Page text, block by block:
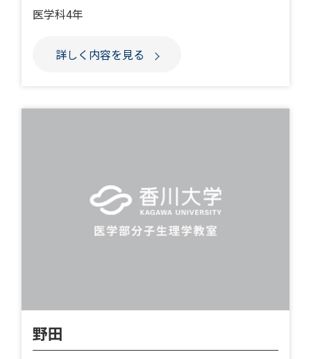
医学科4年
詳しく内容を見る
野田